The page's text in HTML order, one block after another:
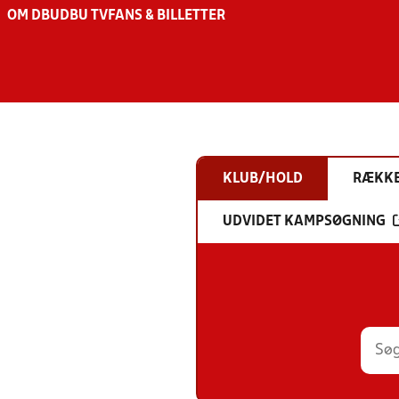
OM DBU DBU TV FANS & BILLETTER
KLUB/HOLD
UDVIDET KAMPSØGNING